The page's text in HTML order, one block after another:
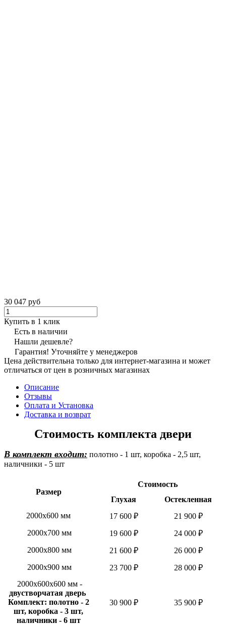
30 047 руб
Купить в 1 клик
Есть в наличии
Нашли дешевле?
Гарантия! Уточняйте у менеджеров
Цена действительна только для интернет-магазина и может
отличаться от цен в розничных магазинах
Описание
Отзывы
Оплата и Установка
Доставка и возврат
Стоимость комплекта двери
В комплект входит: полотно - 1 шт, коробка - 2,5 шт,
наличники - 5 шт
Размер
Стоимость
Глухая
Остекленная
2000х600 мм
17 600 ₽
21 900 ₽
2000х700 мм
19 600 ₽
24 000 ₽
2000х800 мм
21 600 ₽
26 000 ₽
2000х900 мм
23 700 ₽
28 000 ₽
2000х600х600 мм -
двустворчатая дверь
Комплект: полотно - 2
шт, коробка - 3 шт,
наличники - 6 шт
30 900 ₽ 35 900 ₽